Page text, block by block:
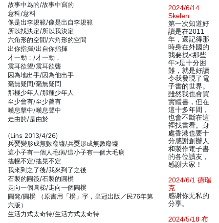
故事中為的/故事中寫的
意科/意料
像是出李規範/像是出自李規範
所以找決定/所以我決定
六角形的空閒/六角形的空間
出你指揮/出自你指揮
才一動：/才一動，
震耳欲望/震耳欲聾
因為地出手/因為他出手
毫無疑間/毫無疑問
那極少年人/那種少年人
至少會有/至少曾有
嘆息擊中/嘆息聲中
走由於/是由於
(Lins 2013/4/26)
兵燹變形成無數廢墟/兵燹形成無數廢墟
這小子有一個人毛病/這小子有一個大毛病
搖幌不定/搖晃不定
我來到之了後/我來到了之後
石製的圓筏/石製的圓櫈
走向一個圓梯/走向一個圓櫈
圓凳/圓櫈 （原書用「櫈」字，皇冠出版／民76年第
六版）
生活力式太奇特/生活方式太奇特
2024/6/14
Skelen
第一次知道好
讀是在2011
年，還記得那
時身在外國的
我要找<那些
年>是十分困
難，就是好讀
令我發現了電
子書的世界。
雖然我也會買
實體書，但在
這十多年間，
也會不斷在這
裡找書看。身
處香港也要十
分感謝創辦人
和製作電子書
的各位讀友，
感謝大家！
2024/6/1 德瑞
克
感谢你无私的
分享。
2024/5/18 布